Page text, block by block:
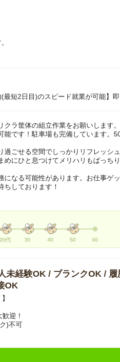
短2日目)のスピード就業が可能】即
クラ筐体の組立作業をお願いします
能です！駐車場も完備しています。
過ごせる空間でしっかりリフレッシ
めにひと息つけてメリハリもばっち
なる可能性があります。お仕事ゲ
ちしております！
20代 30 40 50 60
未経験OK / ブランクOK / 履
OK
迎！
)不可